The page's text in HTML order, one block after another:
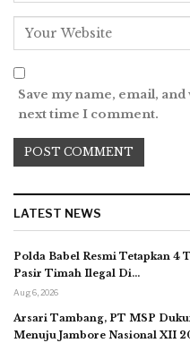
Save my name, email,
next time I comment.
LATEST NEWS
Polda Babel Resmi Tetapkan 4
Pasir Timah Ilegal Di…
Aug 6, 2026
Arsari Tambang, PT MSP
Menuju Jambore Nasional XII